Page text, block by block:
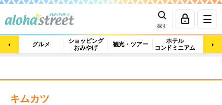
探す
グルメ
ショッピング
おみやげ
観光・ツアー
ホテル
コンドミニアム
マッ
キムカツ